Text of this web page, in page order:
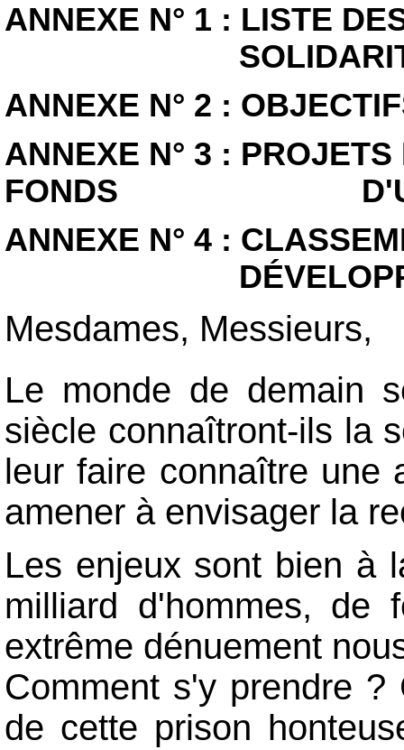
ANNEXE N° 1 : LISTE
SOLIDARITÉ
ANNEXE N° 2 :
ANNEXE N° 3 :
FONDS
ANNEXE N° 4 :
Mesdames, Messieurs,
Le monde de demain
siècle connaîtront-ils la
leur faire connaître une
amener à envisager la
Les enjeux sont bien à
milliard d'hommes, de
extrême dénuement
Comment s'y prendre
de cette prison